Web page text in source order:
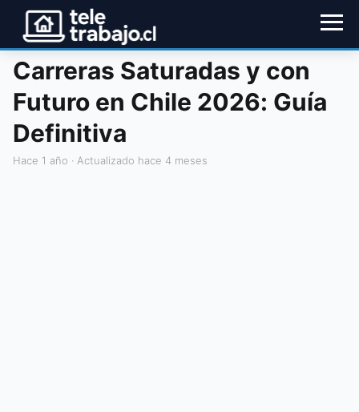
Carreras Saturadas y con
Futuro en Chile 2026: Guía
Definitiva
hace 1 año · Actualizado hace 4 meses